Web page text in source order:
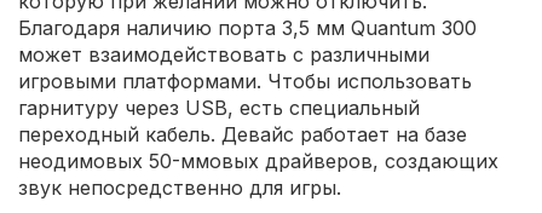
Благодаря наличию порта 3,5 мм Quantum 300
может взаимодействовать с различными
игровыми платформами. Чтобы использовать
гарнитуру через USB, есть специальный
переходный кабель. Девайс работает на базе
неодимовых 50-ммовых драйверов, создающих
звук непосредственно для игры.